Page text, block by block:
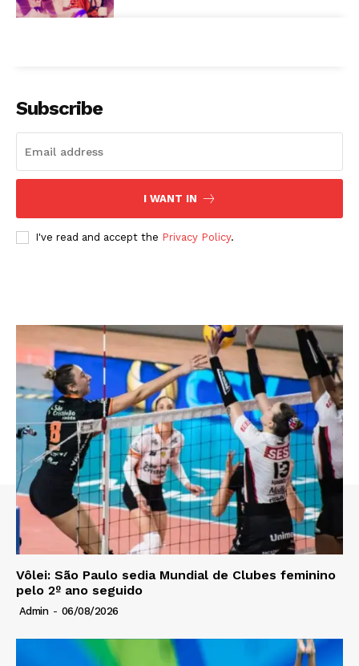
Subscribe
I WANT IN
I've read and accept the Privacy Policy.
Vôlei: São Paulo sedia Mundial de Clubes feminino
pelo 2º ano seguido
Admin - 06/08/2026